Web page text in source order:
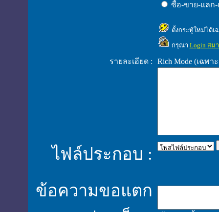
ซื้อ-ขาย-แลก
ตั้งกระทู้ใหม่ได้
กรุณา Login สม
รายละเอียด : Rich Mode (เฉพา
ไฟล์ประกอบ :
ข้อความขอแตก